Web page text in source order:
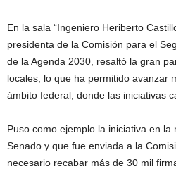
En la sala “Ingeniero Heriberto
presidenta de la Comisión para el
de la Agenda 2030, resaltó la gran
locales, lo que ha permitido avanzar
ámbito federal, donde las iniciativas
Puso como ejemplo la iniciativa en
Senado y que fue enviada a la
necesario recabar más de 30 mil